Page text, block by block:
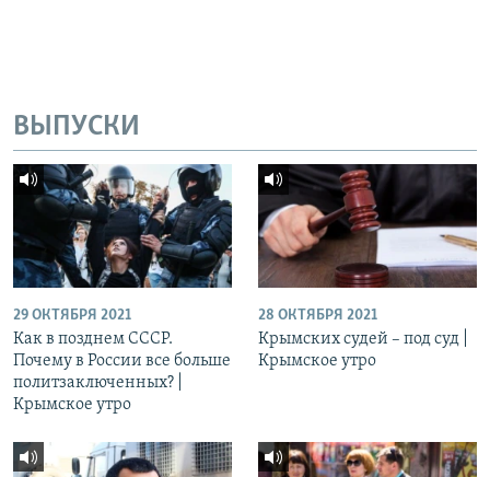
ВЫПУСКИ
29 ОКТЯБРЯ 2021
Как в позднем СССР.
Почему в России все больше
политзаключенных? |
Крымское утро
28 ОКТЯБРЯ 2021
Крымских судей – под суд |
Крымское утро